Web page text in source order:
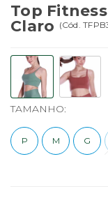
Top
Claro (Cód.
TAMANHO:
P M G